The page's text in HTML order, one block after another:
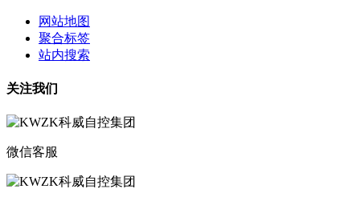
网站地图
聚合标签
站内搜索
关注我们
微信客服